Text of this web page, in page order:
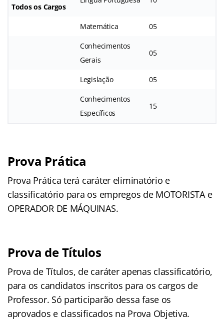
Todos os Cargos
Matemática 05
Conhecimentos
Gerais
05
Legislação 05
Conhecimentos
Específicos
15
Prova Prática
Prova Prática terá caráter eliminatório e
classificatório para os empregos de MOTORISTA e
OPERADOR DE MÁQUINAS.
Prova de Títulos
Prova de Títulos, de caráter apenas classificatório,
para os candidatos inscritos para os cargos de
Professor. Só participarão dessa fase os
aprovados e classificados na Prova Objetiva.